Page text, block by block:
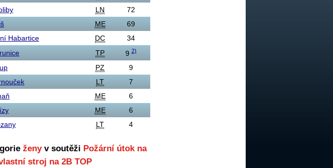
LN
72
ME
69
Habartice DC
34
TP 9 2)
PZ
9
LT
7
ME
6
ME
6
LT 4
ženyv soutěži Požární útok na
stroj na 2B TOP